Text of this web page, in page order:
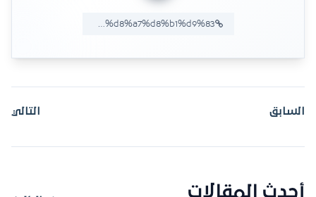
السابق التالي
أحدث المقالات